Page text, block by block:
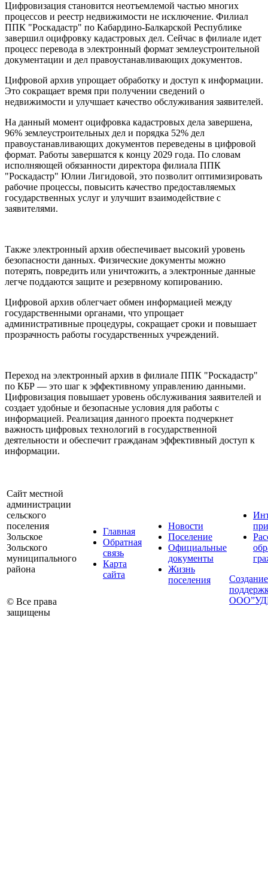
Цифровизация становится неотъемлемой частью многих
процессов и реестр недвижимости не исключение. Филиал
ППК "Роскадастр" по Кабардино-Балкарской Республике
завершил оцифровку кадастровых дел. Сейчас в филиале идет
процесс перевода в электронный формат землеустроительной
документации и дел правоустанавливающих документов.
Цифровой архив упрощает обработку и доступ к информации.
Это сокращает время при получении сведений о
недвижимости и улучшает качество обслуживания заявителей.
На данный момент оцифровка кадастровых дела завершена,
96% землеустроительных дел и порядка 52% дел
правоустанавливающих документов переведены в цифровой
формат. Работы завершатся к концу 2029 года. По словам
исполняющей обязанности директора филиала ППК
"Роскадастр" Юлии Лигидовой, это позволит оптимизировать
рабочие процессы, повысить качество предоставляемых
государственных услуг и улучшит взаимодействие с
заявителями.
Также электронный архив обеспечивает высокий уровень
безопасности данных. Физические документы можно
потерять, повредить или уничтожить, а электронные данные
легче поддаются защите и резервному копированию.
Цифровой архив облегчает обмен информацией между
государственными органами, что упрощает
административные процедуры, сокращает сроки и повышает
прозрачность работы государственных учреждений.
Переход на электронный архив в филиале ППК "Роскадастр"
по КБР — это шаг к эффективному управлению данными.
Цифровизация повышает уровень обслуживания заявителей и
создает удобные и безопасные условия для работы с
информацией. Реализация данного проекта подчеркнет
важность цифровых технологий в государственной
деятельности и обеспечит гражданам эффективный доступ к
информации.
Сайт местной
администрации
сельского
поселения
Зольское
Зольского
муниципального
района
© Все права
защищены
Главная
Обратная
связь
Карта
сайта
Новости
Поселение
Официальные
документы
Жизнь
поселения